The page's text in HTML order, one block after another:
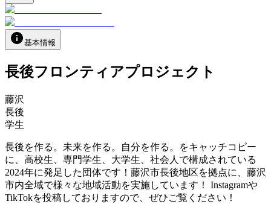
基本情報
長後フロンティアプロジェクト
藤沢
長後
学生
長後を作る。未来を作る。自分を作る。をキャッチコピー
に、高校生、専門学生、大学生、社会人で構成されている
2024年に発足した団体です！藤沢市長後地区を拠点に、藤沢
市内全域で様々な地域活動を実施しています！ Instagramや
TikTokを投稿しておりますので、ぜひご覧ください！